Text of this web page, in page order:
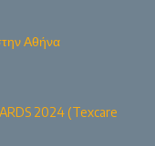
Αθήνα
2024 (Texcare